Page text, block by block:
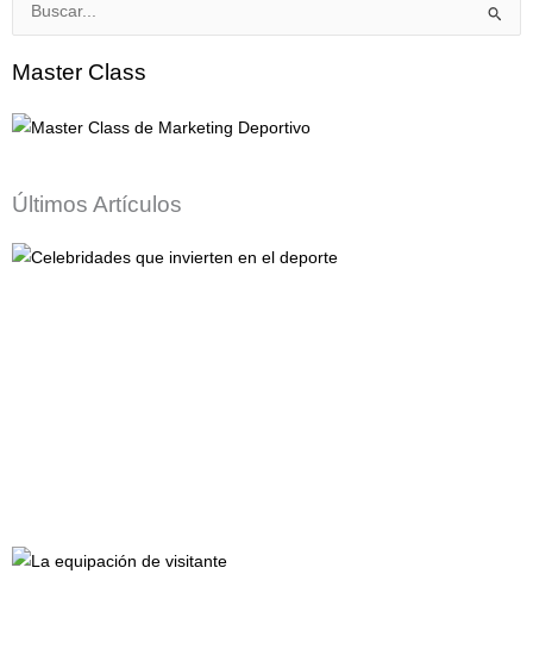
Buscar
Master Class
Últimos Artículos